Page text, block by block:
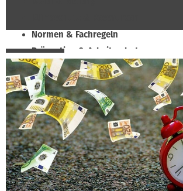
Normen & Fachregeln
Prävention & Arbeitsschutz
Recht & Wirtschaft
Soziales & Tarifpolitik
Verband & Innungen
Innung